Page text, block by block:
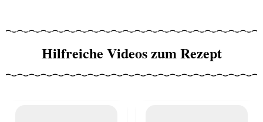
Hilfreiche Videos zum Rezept